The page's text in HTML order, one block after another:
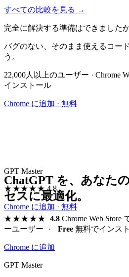
すべての比較を見る →
完全に解決する準備はできました
バグのない、そのまま使えるコー
う。
22,000人以上のユーザー · Chrome
インストール
Chrome に追加 · 無料
GPT Master
★★★★★4.8
Chrome に追加 · 無料
ChatGPT を、あなた
セスに最適化。
★★★★★ 4.8Chrome Web Store
ーユーザー
· Free 無料でインス
Chrome に追加
GPT Master